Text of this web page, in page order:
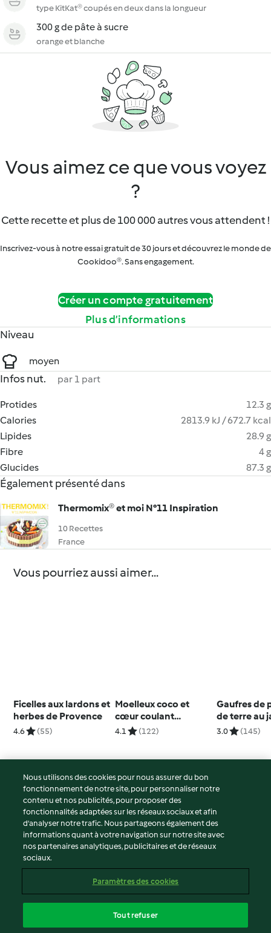
type KitKat® coupés en deux dans la longueur
300 g de pâte à sucre
orange et blanche
Vous aimez ce que vous voyez
?
Cette recette et plus de 100 000 autres vous attendent !
Inscrivez-vous à notre essai gratuit de 30 jours et découvrez le monde de
Cookidoo®. Sans engagement.
Créer un compte gratuitement
Plus d’informations
Niveau
moyen
Infos nut. par 1 part
Protides
12.3 g
Calories
2813.9 kJ / 672.7 kcal
Lipides
28.9 g
Fibre
4 g
Glucides
87.3 g
Également présenté dans
Thermomix® et moi N°11 Inspiration
10 Recettes
France
Vous pourriez aussi aimer...
Ficelles aux lardons et
herbes de Provence
4.6 (55)
Moelleux coco et
cœur coulant
chocolat
4.1 (122)
Gaufres de
de terre au
3.0 (145)
© Copyright 2026
Conditions d'utilisation
Politique de confidentialité
Non-responsabilité
Mentions légales
Contenu du rapport
Déclaration d'accessibilité
Nous utilisons des cookies pour nous assurer du bon
fonctionnement de notre site, pour personnaliser notre
contenu et nos publicités, pour proposer des
fonctionnalités adaptées sur les réseaux sociaux et afin
d’analyser notre trafic. Nous partageons également des
informations quant à votre navigation sur notre site avec
nos partenaires analytiques, publicitaires et de réseaux
sociaux.
Paramètres des cookies
Tout refuser